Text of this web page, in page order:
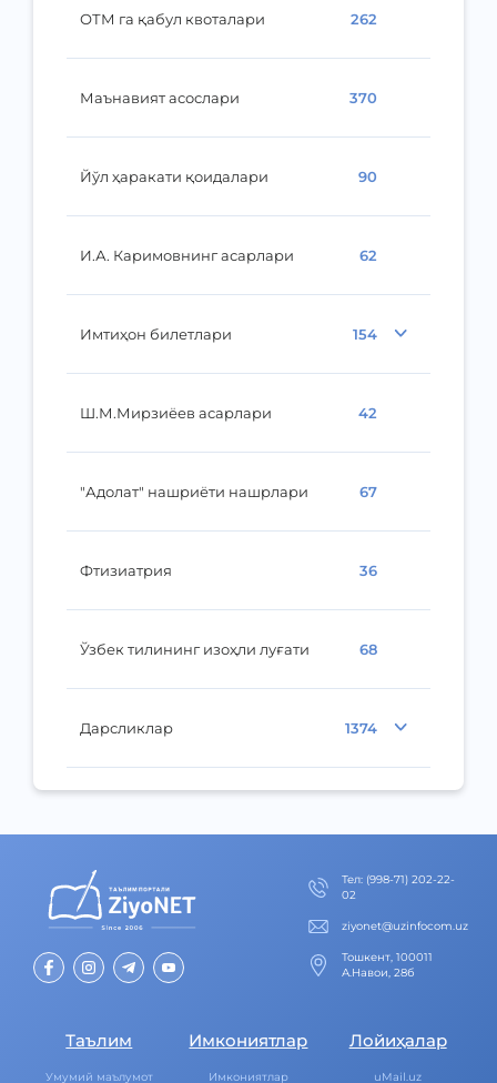
ОТМ га қабул квоталари 262
Маънавият асослари 370
Йўл ҳаракати қоидалари 90
И.А. Каримовнинг асарлари 62
Имтиҳон билетлари 154
Ш.М.Мирзиёев асарлари 42
"Адолат" нашриёти нашрлари 67
Фтизиатрия 36
Ўзбек тилининг изоҳли луғати 68
Дарсликлар 1374
Тел: (998-71) 202-22-
02
ziyonet@uzinfocom.uz
Тошкент, 100011
А.Навои, 28б
Таълим
Умумий маълумот
Имкониятлар
Имкониятлар
Лойиҳалар
uMail.uz